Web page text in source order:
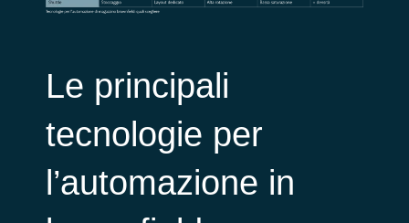
Le principali
tecnologie per
l’automazione in